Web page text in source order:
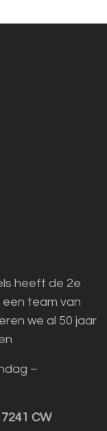
heeft de 2e
team van
we al 50 jaar
–
CW